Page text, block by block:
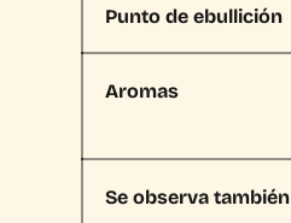
Punto de ebullición
Aromas
Se observa también